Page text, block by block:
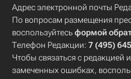
Адрес электронной почты
По вопросам размещения
воспользуйтесьформой
Телефон Редакции: 7 (495)
Чтобы связаться с редакцией
замеченных ошибках,